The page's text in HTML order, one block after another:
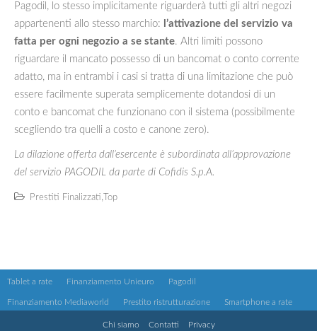
Pagodil, lo stesso implicitamente riguarderà tutti gli altri negozi
appartenenti allo stesso marchio: l’attivazione del servizio va
fatta per ogni negozio a se stante. Altri limiti possono
riguardare il mancato possesso di un bancomat o conto corrente
adatto, ma in entrambi i casi si tratta di una limitazione che può
essere facilmente superata semplicemente dotandosi di un
conto e bancomat che funzionano con il sistema (possibilmente
scegliendo tra quelli a costo e canone zero).
La dilazione offerta dall’esercente è subordinata all’approvazione
del servizio PAGODIL da parte di Cofidis S.p.A.
Prestiti Finalizzati, Top
Tablet a rate Finanziamento Unieuro Pagodil
Finanziamento Mediaworld Prestito ristrutturazione Smartphone a rate
Chi siamo Contatti Privacy